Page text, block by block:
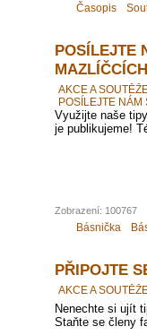
Časopis
POSÍLEJTE
AKCE A
POSÍLEJTE
Využijte naše
je publikujeme!
Zobrazení: 100767
Básnička
PŘIPOJTE
AKCE A
Nenechte si ujít
Staňte se členy